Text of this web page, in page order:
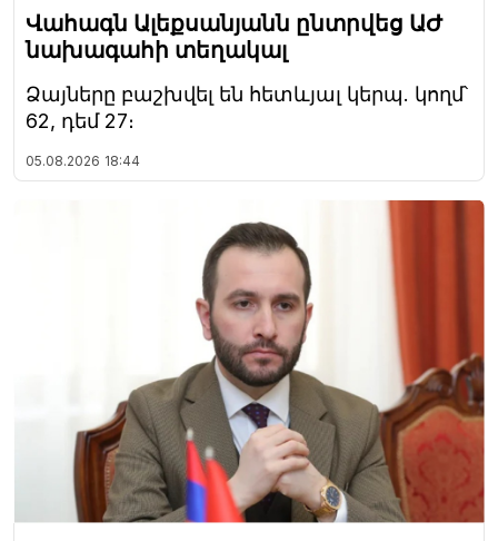
Վահագն Ալեքսանյանն ընտրվեց ԱԺ
նախագահի տեղակալ
Ձայները բաշխվել են հետևյալ կերպ. կողմ՝
62, դեմ 27։
05.08.2026 18:44